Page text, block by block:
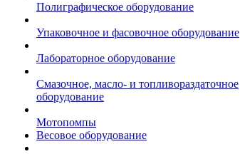
Полиграфическое оборудование
Упаковочное и фасовочное оборудование
Лабораторное оборудование
Смазочное, масло- и топливораздаточное
оборудование
Мотопомпы
Весовое оборудование